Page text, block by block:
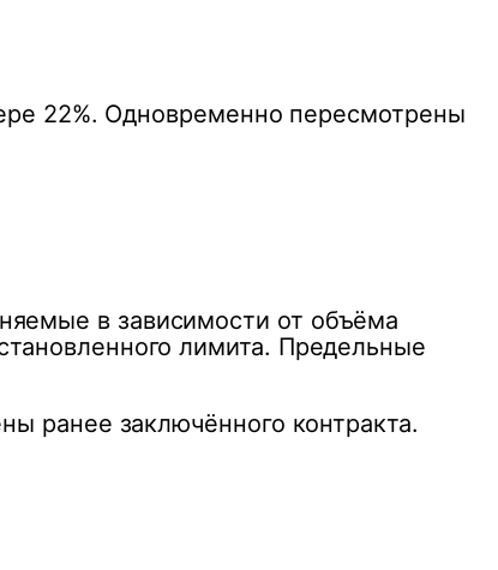
22%. Одновременно пересмотрены
в зависимости от объёма
лимита. Предельные
ранее заключённого контракта.